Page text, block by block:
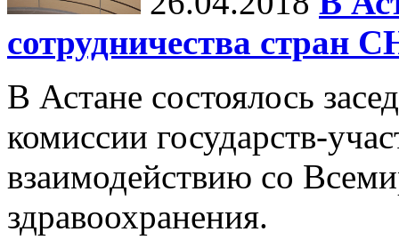
сотрудничества стран
В Астане состоялось
комиссии государств-
взаимодействию со
здравоохранения.